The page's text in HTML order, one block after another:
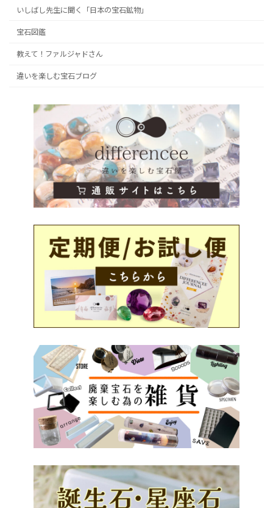
いしばし先生に聞く「日本の宝石鉱物」
宝石図鑑
教えて！ファルジャドさん
違いを楽しむ宝石ブログ